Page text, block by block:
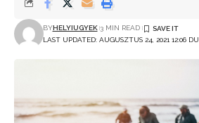
LAST UPDATED: AUGUSZTUS 24, 2021 12:06 DU.
BYHELYIUGYEK 3 MIN READ